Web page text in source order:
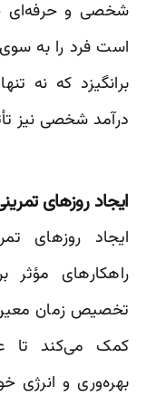
شخصی و حرفه‌ای
است فرد را به
برانگیزد که نه
درآمد شخصی نیز
ایجاد روزهای
ایجاد روزهای
راهکارهای
تخصیص زمان معین
کمک می‌کند تا
بهره‌وری و انرژی